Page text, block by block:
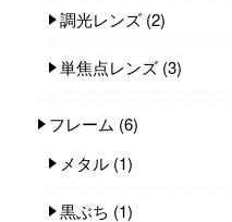
調光レンズ (2)
単焦点レンズ (3)
フレーム (6)
メタル (1)
黒ぶち (1)